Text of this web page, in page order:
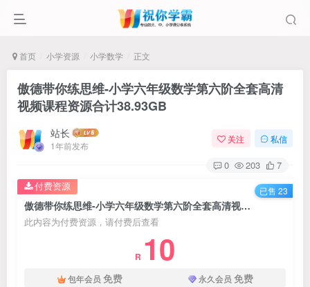
首页 小学资源 小学数学 正文
傲德带你练思维-小学六年级数学第六阶全套高清
视频课程资源合计38.93GB
站长
1年前发布
关注 私信
0 203 7
傲德带你练思维-小学六年级数学第六阶全套高清视频课程资源合计38.93GB
此内容为付费资源，请付费后查看
R 10
包年会员 免费 永久会员 免费
付费资源 已售 23